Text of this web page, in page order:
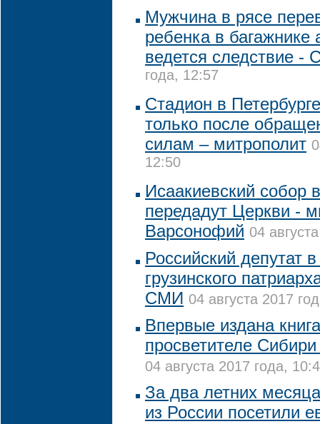
Мужчина в рясе
ребенка в багажнике
ведется следствие -
года, 12:57
Стадион в
только после
силам – митрополит
12:50
Исаакиевский
передадут Церкви -
Варсонофий 04
Российский депутат
грузинского
СМИ 04 августа 2017
Впервые издана
просветителе
04 августа 2017 года,
За два летних
из России посетили